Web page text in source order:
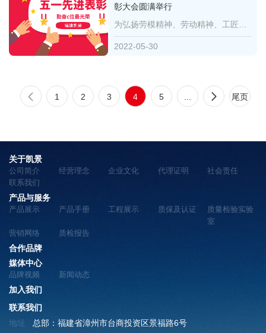
彰大会圆满举行
2022-05-30
1 2 3 4 5 尾页
关于凯景
公司简介 经营理念 企业文化 代理证明
社会责任
联系我们
产品与服务
产品展示 产品手册 工程展示 质保及认证
质量检验实验
室
营销网络
质检报告
合作品牌
媒体中心
品牌视频 新闻动态
加入我们
联系我们
地址
总部：福建省漳州市台商投资区景福路6号